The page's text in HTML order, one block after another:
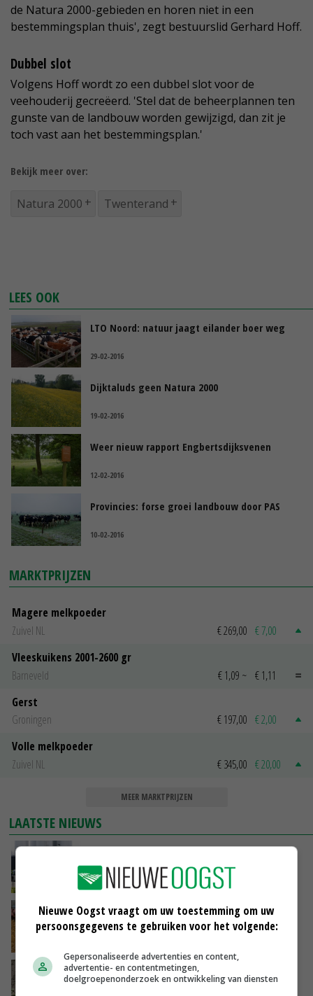
de Natura 2000-gebieden en horen niet in een
bestemmingsplan thuis', zegt bestuurslid Gerhard Hoff.
Dubbel slot
Volgens Hoff wordt zo een dubbel slot voor de
veehouderij gecreëerd. 'Stel dat de beheerplannen ten
gunste van de landbouw worden gewijzigd, dan zit je
toch vast aan het bestemmingsplan.'
Bekijk meer over:
Natura 2000 Twenterand
LEES OOK
LTO Noord: natuur jaagt eilander boer weg
29-02-2016
Dijktaluds geen Natura 2000
19-02-2016
Weer nieuw rapport Engbertsdijksvenen
12-02-2016
Provincies: forse groei landbouw door PAS
10-02-2016
MARKTPRIJZEN
Magere melkpoeder
Zuivel NL
€ 269,00 € 7,00
Vleeskuikens 2001-2600 gr
Barneveld
€ 1,09 ~ € 1,11
Gerst
Groningen
€ 197,00 € 2,00
Volle melkpoeder
Zuivel NL
€ 345,00 € 20,00
MEER MARKTPRIJZEN
LAATSTE NIEUWS
juni
VANDAAG, 17:04
Frans onderzoekcentrum bestrijkt hele
varkensvleesketen
Emmeloord noteert eerste zaaiuien op
maximaal 20 euro
Nieuwe Oogst vraagt om uw toestemming om uw
persoonsgegevens te gebruiken voor het volgende:
Gepersonaliseerde advertenties en content,
advertentie- en contentmetingen,
doelgroepenonderzoek en ontwikkeling van diensten